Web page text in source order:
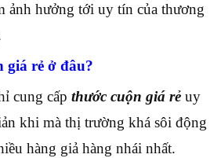
ảnh hưởng tới uy tín của thương
giá rẻ ở đâu?
cung cấp thước cuộn giá rẻ uy
khi mà thị trường khá sôi động
hàng giả hàng nhái nhất.